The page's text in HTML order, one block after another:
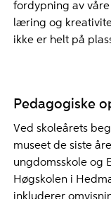
fordypning av
læring og
ikke er helt på
Pedagogiske
Ved skoleårets
museet de siste
ungdomsskole og
Høgskolen i